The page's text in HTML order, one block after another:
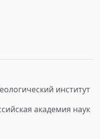
институт
академия наук